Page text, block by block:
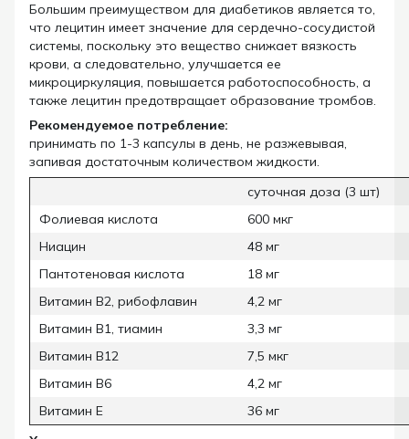
Большим преимуществом для диабетиков является то,
что лецитин имеет значение для сердечно-сосудистой
системы, поскольку это вещество снижает вязкость
крови, а следовательно, улучшается ее
микроциркуляция, повышается работоспособность, а
также лецитин предотвращает образование тромбов.
Рекомендуемое потребление:
принимать по 1-3 капсулы в день, не разжевывая,
запивая достаточным количеством жидкости.
суточная доза (3 шт)
Фолиевая кислота
600 мкг
Ниацин
48 мг
Пантотеновая кислота
18 мг
Витамин В2, рибофлавин
4,2 мг
Витамин В1, тиамин
3,3 мг
Витамин В12
7,5 мкг
Витамин В6
4,2 мг
Витамин Е
36 мг